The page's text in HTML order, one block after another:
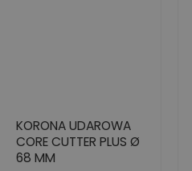
KORONA UDAROWA
CORE CUTTER PLUS Ø
68 MM